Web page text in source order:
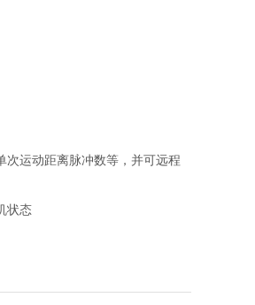
运动距离脉冲数等，并可远程
状态